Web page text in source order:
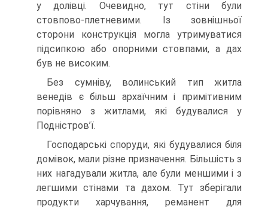
у долівці. Очевидно, тут стіни були
стовпово-плетневими. Із зовнішньої
сторони конструкція могла утримуватися
підсипкою або опорними стовпами, а дах
був не високим.
Без сумніву, волинський тип житла
венедів є більш архаїчним і примітивним
порівняно з житлами, які будувалися у
Подністров’ї.
Господарські споруди, які будувалися біля
домівок, мали різне призначення. Більшість з
них нагадували житла, але були меншими і з
легшими стінами та дахом. Тут зберігали
продукти харчування, реманент для